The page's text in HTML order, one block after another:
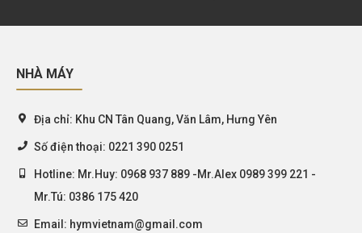
NHÀ MÁY
Địa chỉ: Khu CN Tân Quang, Văn Lâm, Hưng Yên
Số điện thoại: 0221 390 0251
Hotline: Mr.Huy: 0968 937 889 -Mr.Alex 0989 399 221 -
Mr.Tú: 0386 175 420
Email: hymvietnam@gmail.com